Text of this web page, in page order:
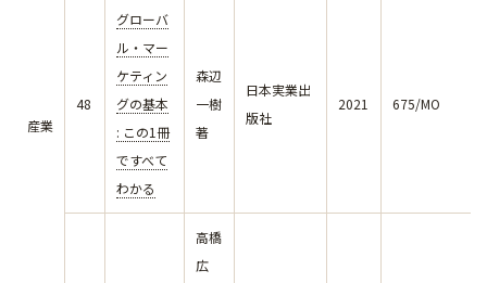
産業
48
グローバ
ル・マー
ケティン
グの基本
: この1冊
ですべて
わかる
森辺
一樹
著
日本実業出
版社
2021 675/MO
高橋
広